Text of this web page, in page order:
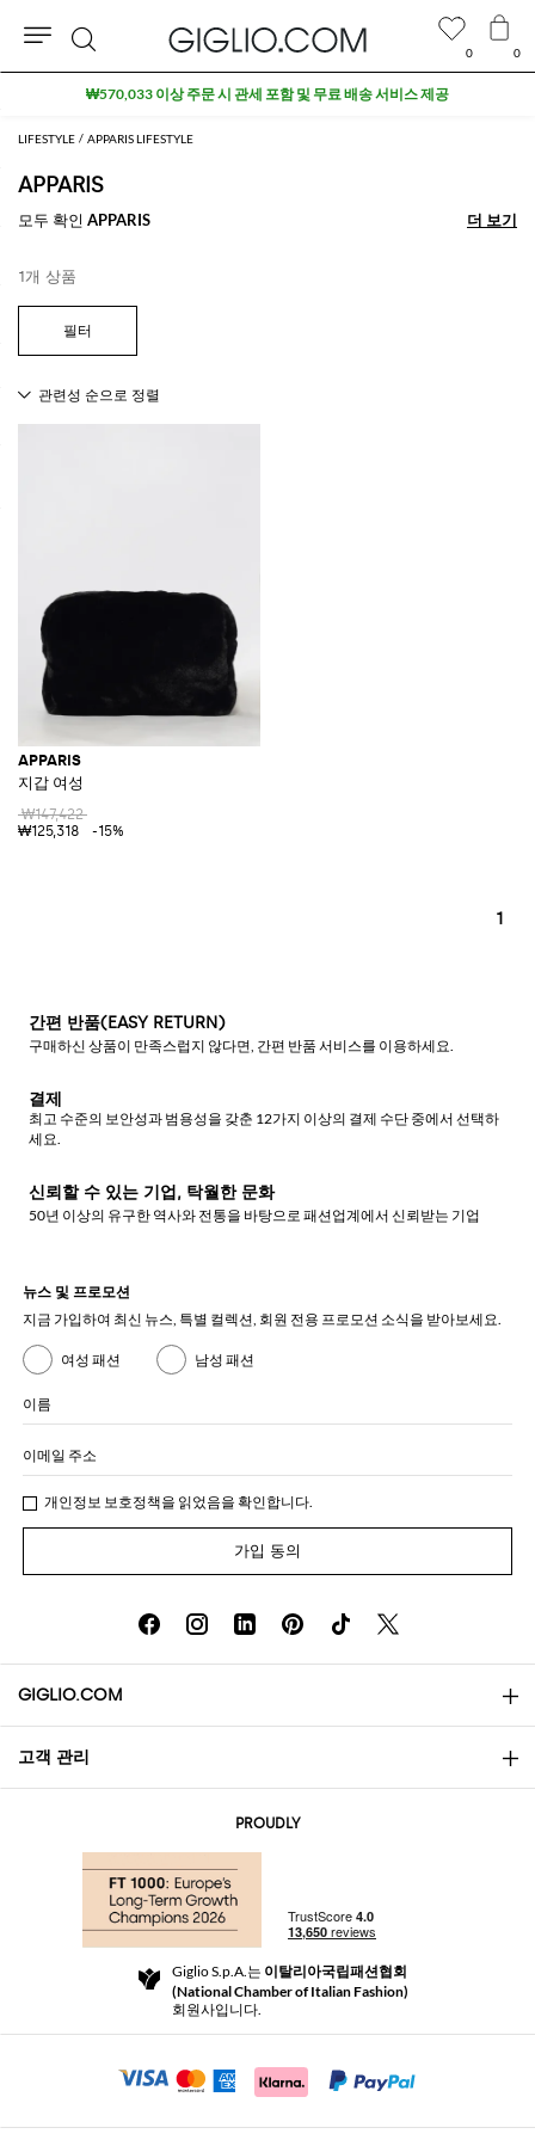
LIFESTYLE APPARIS LIFESTYLE
APPARIS
모두 확인 APPARIS 더 보기
더 보기
1개 상품
APPARIS
지갑 여성
₩147,422
₩125,318
-15%
1
0 0
검
색
₩570,033 이상 주문 시 관세 포함 및 무료 배송 서비스 제공
간편 반품(EASY RETURN)
구매하신 상품이 만족스럽지 않다면, 간편 반품 서비스를 이용하세요.
결제
최고 수준의 보안성과 범용성을 갖춘 12가지 이상의 결제 수단 중에서 선택하
세요.
신뢰할 수 있는 기업, 탁월한 문화
50년 이상의 유구한 역사와 전통을 바탕으로 패션업계에서 신뢰받는 기업
뉴스 및 프로모션
지금 가입하여 최신 뉴스, 특별 컬렉션, 회원 전용 프로모션 소식을 받아보세요.
여성 패션 남성 패션
이름
이메일 주소
개인정보 보호정책을 읽었음을 확인합니다.
가입 동의
GIGLIO.COM
소개
Community Store
Beauty Seekers VIP Club
고객 관리
반품 및 환불
For a safe shopping experience
Security Communication
PROUDLY
Giglio S.p.A.는 이탈리아국립패션협회
(National Chamber of Italian Fashion)
회원사입니다.